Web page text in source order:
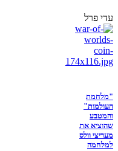
עדי פרל
"מלחמת
העולמות"
והמטבע
שהוציא את
מעריצי וולס
למלחמה